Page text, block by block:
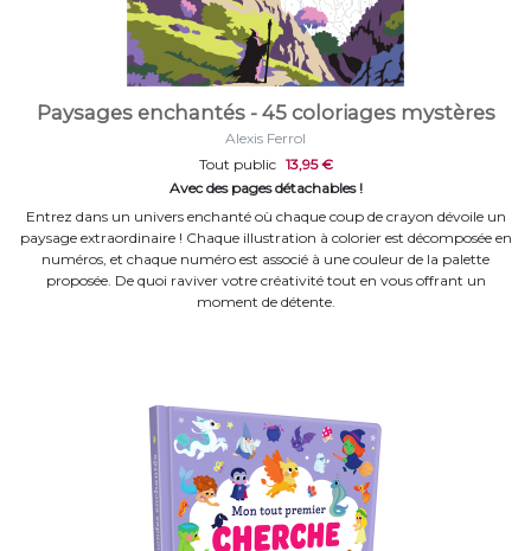
Paysages enchantés - 45 coloriages mystères
Alexis Ferrol
Tout public 13,95 €
Avec des pages détachables !
Entrez dans un univers enchanté où chaque coup de crayon dévoile un
paysage extraordinaire ! Chaque illustration à colorier est décomposée en
numéros, et chaque numéro est associé à une couleur de la palette
proposée. De quoi raviver votre créativité tout en vous offrant un
moment de détente.